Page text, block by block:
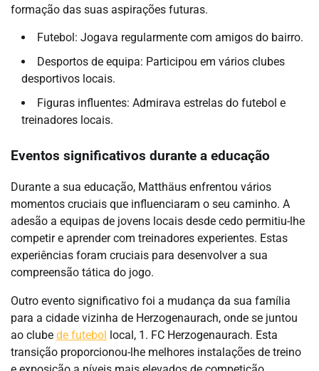
formação das suas aspirações futuras.
Futebol: Jogava regularmente com amigos do bairro.
Desportos de equipa: Participou em vários clubes
desportivos locais.
Figuras influentes: Admirava estrelas do futebol e
treinadores locais.
Eventos significativos durante a educação
Durante a sua educação, Matthäus enfrentou vários
momentos cruciais que influenciaram o seu caminho. A
adesão a equipas de jovens locais desde cedo permitiu-lhe
competir e aprender com treinadores experientes. Estas
experiências foram cruciais para desenvolver a sua
compreensão tática do jogo.
Outro evento significativo foi a mudança da sua família
para a cidade vizinha de Herzogenaurach, onde se juntou
ao clube de futebol
local, 1. FC Herzogenaurach. Esta
transição proporcionou-lhe melhores instalações de treino